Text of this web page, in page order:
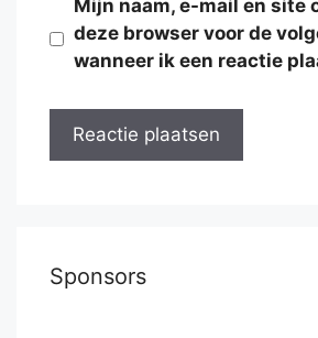
Mijn naam, e-mail en site
deze browser voor de
wanneer ik een reactie
Sponsors